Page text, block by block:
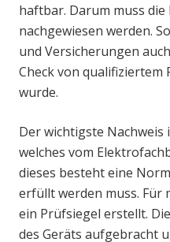
haftbar. Darum muss die
nachgewiesen werden.
und Versicherungen
Check von
wurde.
Der wichtigste
welches vom
dieses besteht eine
erfüllt werden muss. Für
ein Prüfsiegel erstellt.
des Geräts aufgebracht